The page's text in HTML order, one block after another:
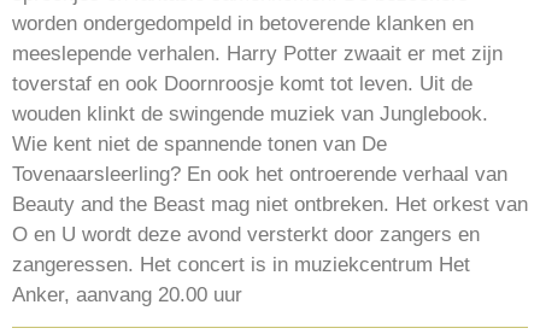
worden ondergedompeld in betoverende klanken en
meeslepende verhalen. Harry Potter zwaait er met zijn
toverstaf en ook Doornroosje komt tot leven. Uit de
wouden klinkt de swingende muziek van Junglebook.
Wie kent niet de spannende tonen van De
Tovenaarsleerling? En ook het ontroerende verhaal van
Beauty and the Beast mag niet ontbreken. Het orkest van
O en U wordt deze avond versterkt door zangers en
zangeressen. Het concert is in muziekcentrum Het
Anker, aanvang 20.00 uur